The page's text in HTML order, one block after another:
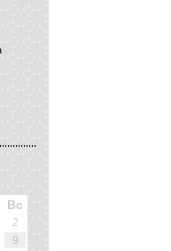
Вс
2
9